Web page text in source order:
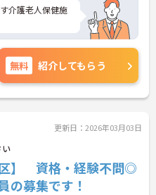
介護老人保健施
無料 紹介してもらう
更新日：2026年03月03日
区】 資格・経験不問◎
の募集です！